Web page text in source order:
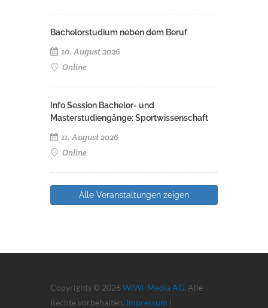
Bachelorstudium neben dem Beruf
10. August 2026
Online
Info Session Bachelor- und
Masterstudiengänge: Sportwissenschaft
11. August 2026
Online
Alle Veranstaltungen zeigen
Copyrights © 2026 WiWi-Media AG. Alle
Rechte vorbehalten. Impressum |